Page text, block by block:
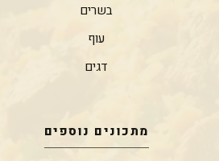
בשרים
עוף
דגים
מתכונים נוספים